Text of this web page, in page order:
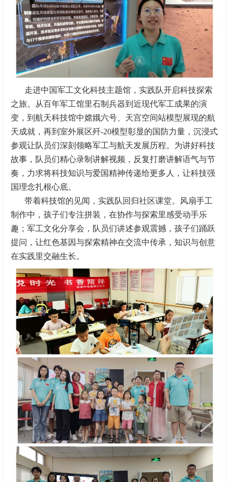
走进中国军工文化科技主题馆，实践队开启科技探索
之旅。从百年军工馆里石制兵器到近现代军工成果的演
变，到航天科技馆中嫦娥六号、天宫空间站模型展现的航
天成就，再到室外展区歼-20模型彰显的国防力量，沉浸式
参观让队员们深刻领略军工与航天发展历程。为讲好科技
故事，队员们精心录制讲解视频，反复打磨讲解语气与节
奏，力求将科技知识与爱国精神传递给更多人，让科技强
国理念扎根心底。
带着科技馆的见闻，实践队回归社区课堂。风扇手工
制作中，孩子们专注拼装，在协作与探索里感受动手乐
趣；军工文化分享会，队员们讲述参观震撼，孩子们踊跃
提问，让红色基因与探索精神在交流中传承，知识与创意
在实践里交融生长。